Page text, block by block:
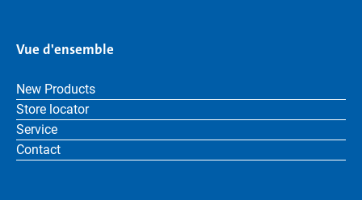
Vue d'ensemble
New Products
Store locator
Service
Contact